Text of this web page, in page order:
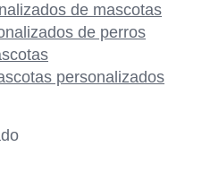
de mascotas
de perros
personalizados